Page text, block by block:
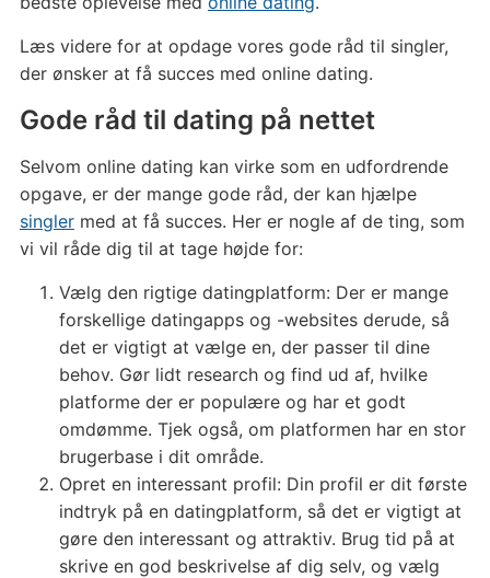
Læs videre for at opdage vores gode råd til singler,
der ønsker at få succes med online dating.
Gode råd til dating på nettet
Selvom online dating kan virke som en udfordrende
opgave, er der mange gode råd, der kan hjælpe
singlermed at få succes. Her er nogle af de ting, som
vi vil råde dig til at tage højde for:
Vælg den rigtige datingplatform: Der er mange
forskellige datingapps og -websites derude, så
det er vigtigt at vælge en, der passer til dine
behov. Gør lidt research og find ud af, hvilke
platforme der er populære og har et godt
omdømme. Tjek også, om platformen har en stor
brugerbase i dit område.
Opret en interessant profil: Din profil er dit første
indtryk på en datingplatform, så det er vigtigt at
gøre den interessant og attraktiv. Brug tid på at
skrive en god beskrivelse af dig selv, og vælg